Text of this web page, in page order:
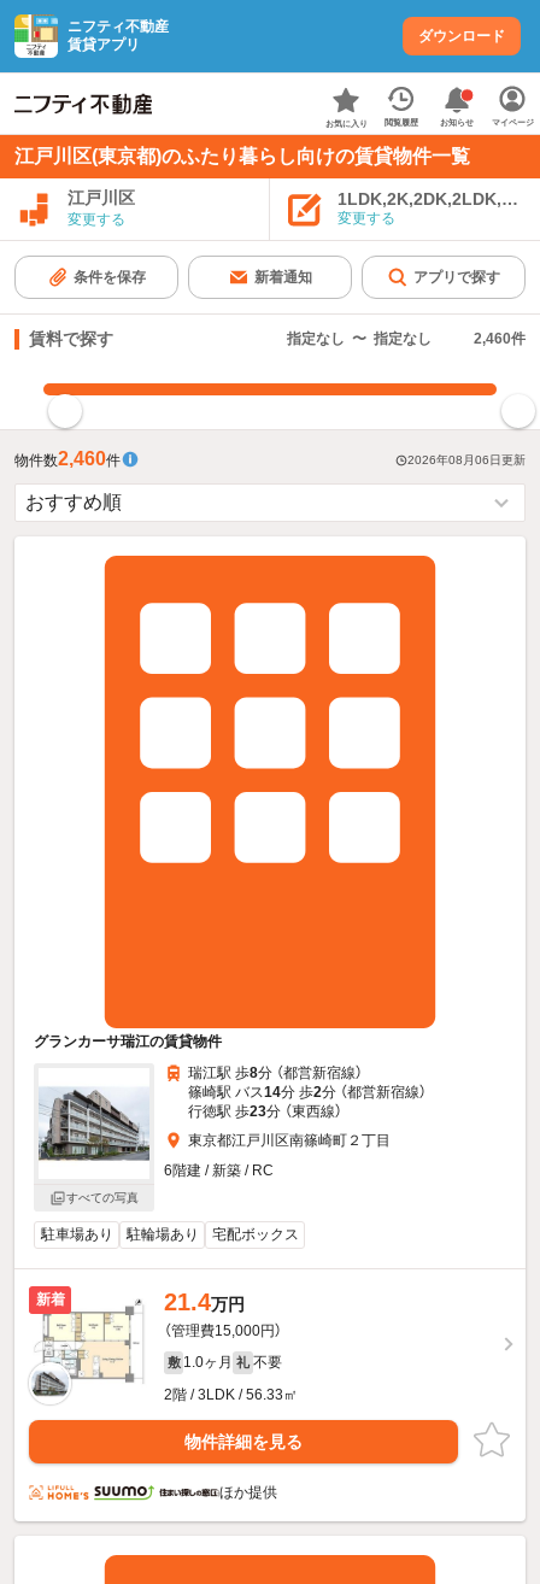
ニフティ不動産
賃貸アプリ
ダウンロード
お気に入り 閲覧履歴 お知らせ マイページ
江戸川区(東京都)のふたり暮らし向けの賃貸物件一覧
江戸川区
変更する 変更する
条件を保存 新着通知 アプリで探す
賃料で探す 指定なし 〜 指定なし 2,460件
物件数2,460件 2026年08月06日更新
グランカーサ瑞江の賃貸物件
すべての写真
瑞江駅 歩8分 （都営新宿線）
篠崎駅 バス14分 歩2分 （都営新宿線）
行徳駅 歩23分 （東西線）
東京都江戸川区南篠崎町２丁目
6階建 / 新築 / RC
駐車場あり 駐輪場あり 宅配ボックス
新着 21.4万円
（管理費15,000円）
敷 1.0ヶ月 礼 不要
2階 / 3LDK / 56.33㎡
物件詳細を見る
ほか提供